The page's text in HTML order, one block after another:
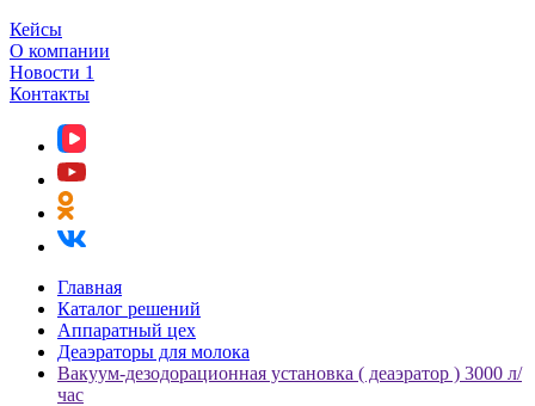
Кейсы
О компании
Новости 1
Контакты
Главная
Каталог решений
Аппаратный цех
Деаэраторы для молока
Вакуум-дезодорационная установка ( деаэратор ) 3000 л/
час